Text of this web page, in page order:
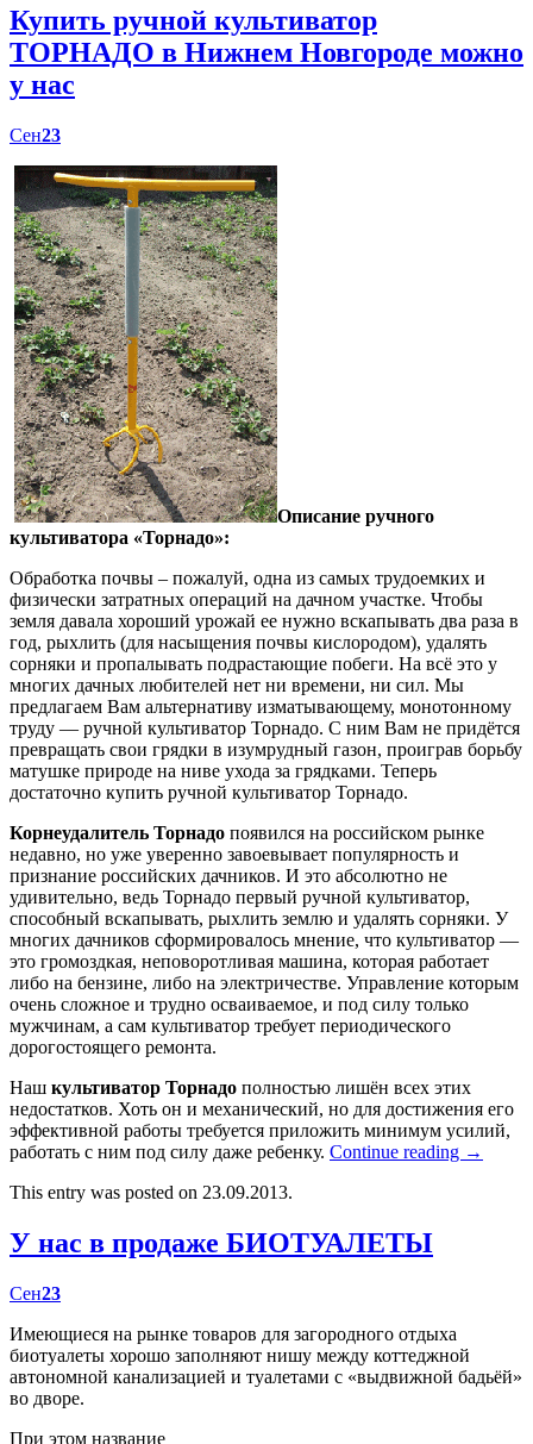
Купить ручной культиватор
ТОРНАДО в Нижнем Новгороде можно
у нас
Сен23
Описание ручного
культиватора «Торнадо»:
Обработка почвы – пожалуй, одна из самых трудоемких и
физически затратных операций на дачном участке. Чтобы
земля давала хороший урожай ее нужно вскапывать два раза в
год, рыхлить (для насыщения почвы кислородом), удалять
сорняки и пропалывать подрастающие побеги. На всё это у
многих дачных любителей нет ни времени, ни сил. Мы
предлагаем Вам альтернативу изматывающему, монотонному
труду — ручной культиватор Торнадо. С ним Вам не придётся
превращать свои грядки в изумрудный газон, проиграв борьбу
матушке природе на ниве ухода за грядками. Теперь
достаточно купить ручной культиватор Торнадо.
Корнеудалитель Торнадо появился на российском рынке
недавно, но уже уверенно завоевывает популярность и
признание российских дачников. И это абсолютно не
удивительно, ведь Торнадо первый ручной культиватор,
способный вскапывать, рыхлить землю и удалять сорняки. У
многих дачников сформировалось мнение, что культиватор —
это громоздкая, неповоротливая машина, которая работает
либо на бензине, либо на электричестве. Управление которым
очень сложное и трудно осваиваемое, и под силу только
мужчинам, а сам культиватор требует периодического
дорогостоящего ремонта.
Наш культиватор Торнадо полностью лишён всех этих
недостатков. Хоть он и механический, но для достижения его
эффективной работы требуется приложить минимум усилий,
работать с ним под силу даже ребенку. Continue reading →
This entry was posted on 23.09.2013.
У нас в продаже БИОТУАЛЕТЫ
Сен23
Имеющиеся на рынке товаров для загородного отдыха
биотуалеты хорошо заполняют нишу между коттеджной
автономной канализацией и туалетами с «выдвижной бадьёй»
во дворе.
При этом название